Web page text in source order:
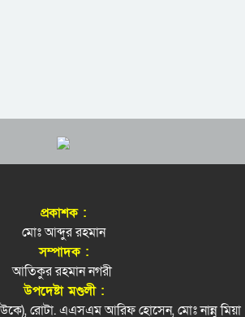
প্রকাশক :
মোঃ আব্দুর রহমান
সম্পাদক :
আতিকুর রহমান নগরী
উপদেষ্টা মণ্ডলী :
রোটা. এএসএম আরিফ হোসেন, মোঃ নান্নু মিয়া